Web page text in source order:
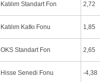
Katılım Standart Fon 2,72
Katılım Katkı Fonu 1,85
OKS Standart Fon 2,65
Hisse Senedi Fonu -4,38